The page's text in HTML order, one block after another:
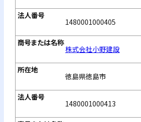
1480001000405
株式会社小野建設
徳島県徳島市
1480001000413